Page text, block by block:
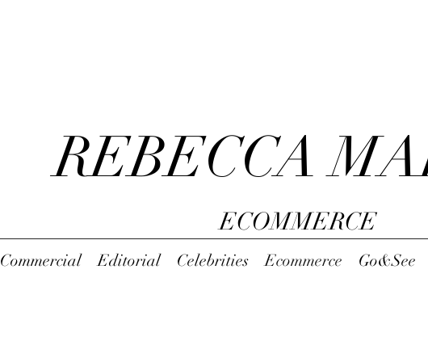
REBECCA
Commercial Editorial Celebrities Ecommerce Go&See
ECOMMERCE